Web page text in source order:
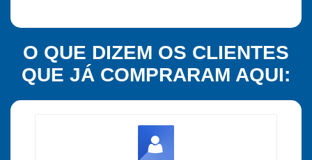
O QUE DIZEM OS CLIENTES
QUE JÁ COMPRARAM AQUI: